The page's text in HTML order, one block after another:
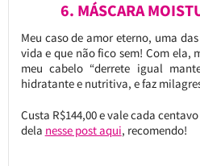
6. MÁSCARA
Meu caso de amor eterno, uma
vida e que não fico sem! Com ela,
meu cabelo “derrete igual
hidratante e nutritiva, e faz
Custa R$144,00 e vale cada
dela nesse post aqui, recomendo!